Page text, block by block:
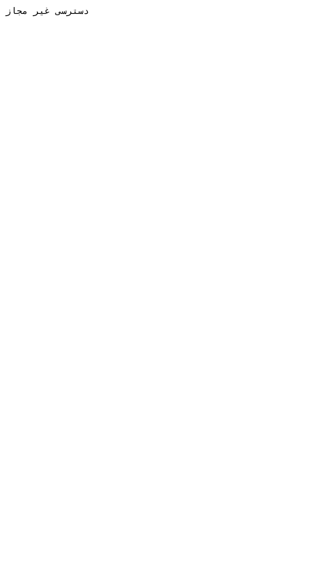
دسترسی غیر مجاز